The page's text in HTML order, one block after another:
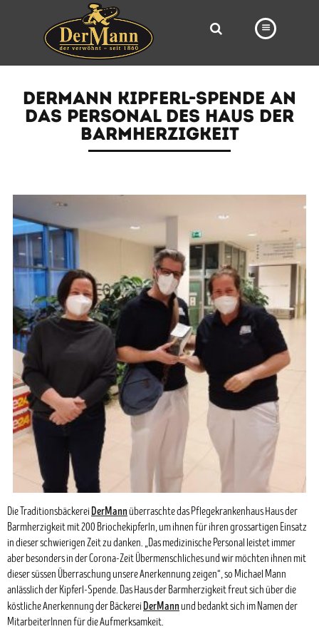
FILIALEN
BÄCKEREI
VORBESTELLUNG
NEWS
KARRIERE
VIDEOS
DERMANN KIPFERL-SPENDE AN
DAS PERSONAL DES HAUS DER
BARMHERZIGKEIT
Die TraditionsbäckereiDerMannüberraschte das Pflegekrankenhaus Haus der
Barmherzigkeit mit 200 Briochekipferln, um ihnen für ihren grossartigen Einsatz
in dieser schwierigen Zeit zu danken. „Das medizinische Personal leistet immer
aber besonders in der Corona-Zeit Übermenschliches und wir möchten ihnen mit
dieser süssen Überraschung unsere Anerkennung zeigen“, so Michael Mann
anlässlich der Kipferl-Spende. Das Haus der Barmherzigkeit freut sich über die
köstliche Anerkennung der BäckereiDerMannund bedankt sich im Namen der
MitarbeiterInnen für die Aufmerksamkeit.